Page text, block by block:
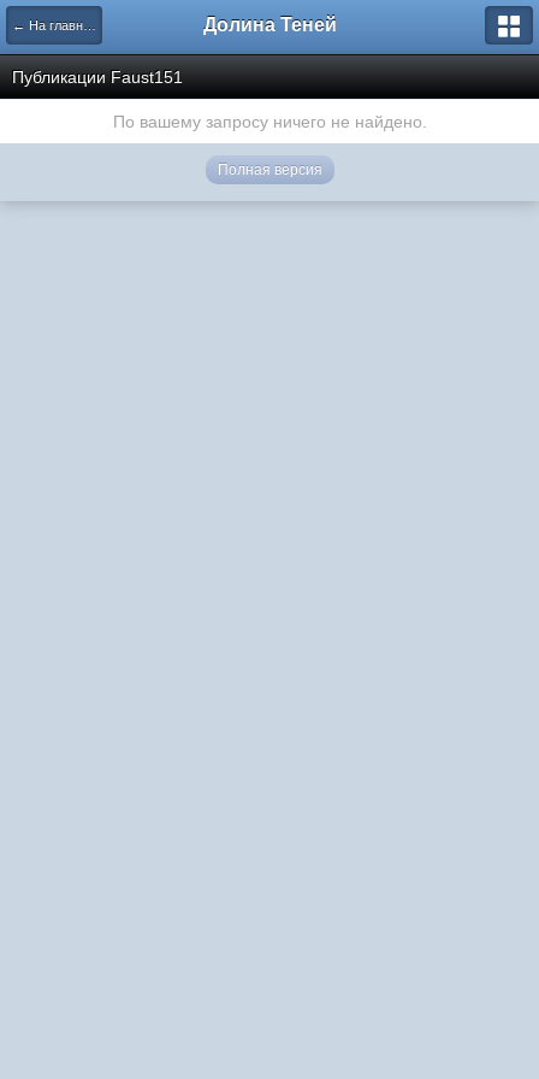
← На главную Долина Теней
Публикации Faust151
По вашему запросу ничего не найдено.
Полная версия